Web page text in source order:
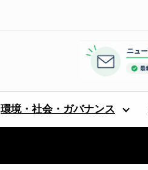
環境・社会・ガバナンス